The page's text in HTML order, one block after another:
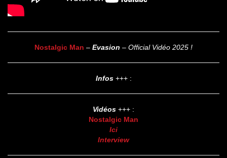
Nostalgic Man – Evasion – Official Vidéo 2025 !
Infos+++ :
Vidéos +++ :
Nostalgic Man
Ici
Interview